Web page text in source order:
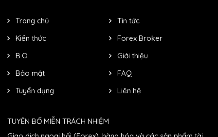
Trang chủ
Tin tức
Kiến thức
Forex Broker
B.O
Giới thiệu
Bảo mật
FAQ
Tuyển dụng
Liên hệ
TUYÊN BỐ MIỄN TRÁCH NHIỆM